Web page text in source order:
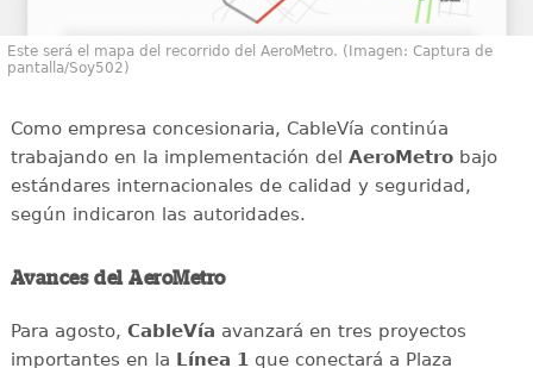
Este será el mapa del recorrido del AeroMetro. (Imagen: Captura de
pantalla/Soy502)
Como empresa concesionaria, CableVía continúa
trabajando en la implementación del AeroMetrobajo
estándares internacionales de calidad y seguridad,
según indicaron las autoridades.
Avances del AeroMetro
Para agosto, CableVía avanzará en tres proyectos
importantes en la Línea 1que conectará a Plaza